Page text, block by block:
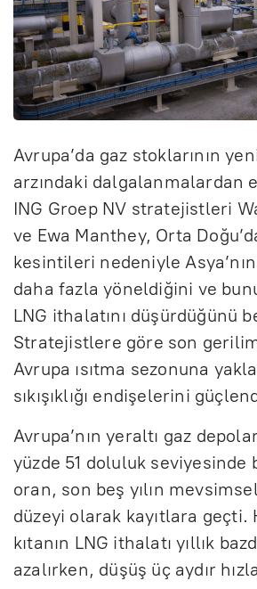
Avrupa’da gaz stoklarının
arzındaki dalgalanmalardan
ING Groep NV stratejistleri
ve Ewa Manthey, Orta
kesintileri nedeniyle
daha fazla yöneldiğini ve
LNG ithalatını düşürdüğünü
Stratejistlere göre son
Avrupa ısıtma sezonuna
sıkışıklığı endişelerini
Avrupa’nın yeraltı gaz
yüzde 51 doluluk seviyesinde
oran, son beş yılın
düzeyi olarak kayıtlara geçti.
kıtanın LNG ithalatı yıllık
azalırken, düşüş üç aydır